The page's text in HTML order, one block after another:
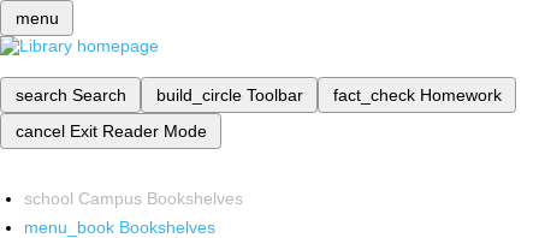
menu
search Search build_circle Toolbar fact_check Homework
cancel Exit Reader Mode
school Campus Bookshelves
menu_book Bookshelves